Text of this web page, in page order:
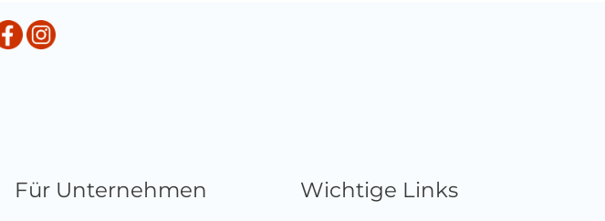
Für Unternehmen Wichtige Links